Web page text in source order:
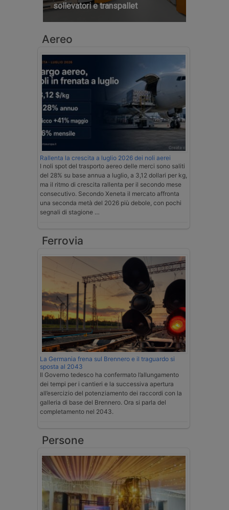
sollevatori e transpallet
Aereo
Rallenta la crescita a luglio 2026 dei noli aerei
I noli spot del trasporto aereo delle merci sono saliti
del 28% su base annua a luglio, a 3,12 dollari per kg,
ma il ritmo di crescita rallenta per il secondo mese
consecutivo. Secondo Xeneta il mercato affronta
una seconda metà del 2026 più debole, con pochi
segnali di stagione …
Ferrovia
La Germania frena sul Brennero e il traguardo si
sposta al 2043
Il Governo tedesco ha confermato l’allungamento
dei tempi per i cantieri e la successiva apertura
all’esercizio del potenziamento dei raccordi con la
galleria di base del Brennero. Ora si parla del
completamento nel 2043.
Persone